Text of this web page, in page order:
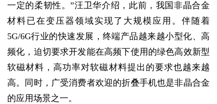
一定的柔韧性。”汪卫华介绍，此前，我国非晶合金
材料已在变压器领域实现了大规模应用。伴随着
5G/6G行业的快速发展，终端产品越来越小型化、高
频化，迫切要求开发能在高频下使用的绿色高效新型
软磁材料，高功率对软磁材料提出的要求也越来越
高。同时，广受消费者欢迎的折叠手机也是非晶合金
的应用场景之一。